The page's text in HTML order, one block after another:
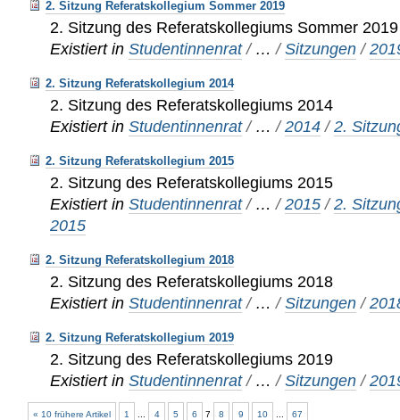
2. Sitzung Referatskollegium Sommer 2019
2. Sitzung des Referatskollegiums Sommer 2019
Existiert in Studentinnenrat / …/Sitzungen /
2. Sitzung Referatskollegium 2014
2. Sitzung des Referatskollegiums 2014
Existiert in Studentinnenrat / …/2014 /2.
2. Sitzung Referatskollegium 2015
2. Sitzung des Referatskollegiums 2015
Existiert in Studentinnenrat / …/2015 /2.
2015
2. Sitzung Referatskollegium 2018
2. Sitzung des Referatskollegiums 2018
Existiert in Studentinnenrat / …/Sitzungen /
2. Sitzung Referatskollegium 2019
2. Sitzung des Referatskollegiums 2019
Existiert in Studentinnenrat / …/Sitzungen /
« 10 frühere Artikel 1 4 5 6 7 8 9 10 67